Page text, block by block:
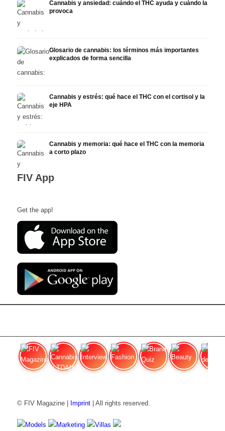
Cannabis y ansiedad: cuándo el THC ayuda y cuándo la
provoca
Glosario de cannabis: los términos más importantes
explicados de forma sencilla
Cannabis y estrés: qué hace el THC con el cortisol y la
eje HPA
Cannabis y memoria: qué hace el THC con la memoria
a corto plazo
FIV App
Get the app!
© FIV Magazine | Imprint| All rights reserved.
Models Marketing Villas